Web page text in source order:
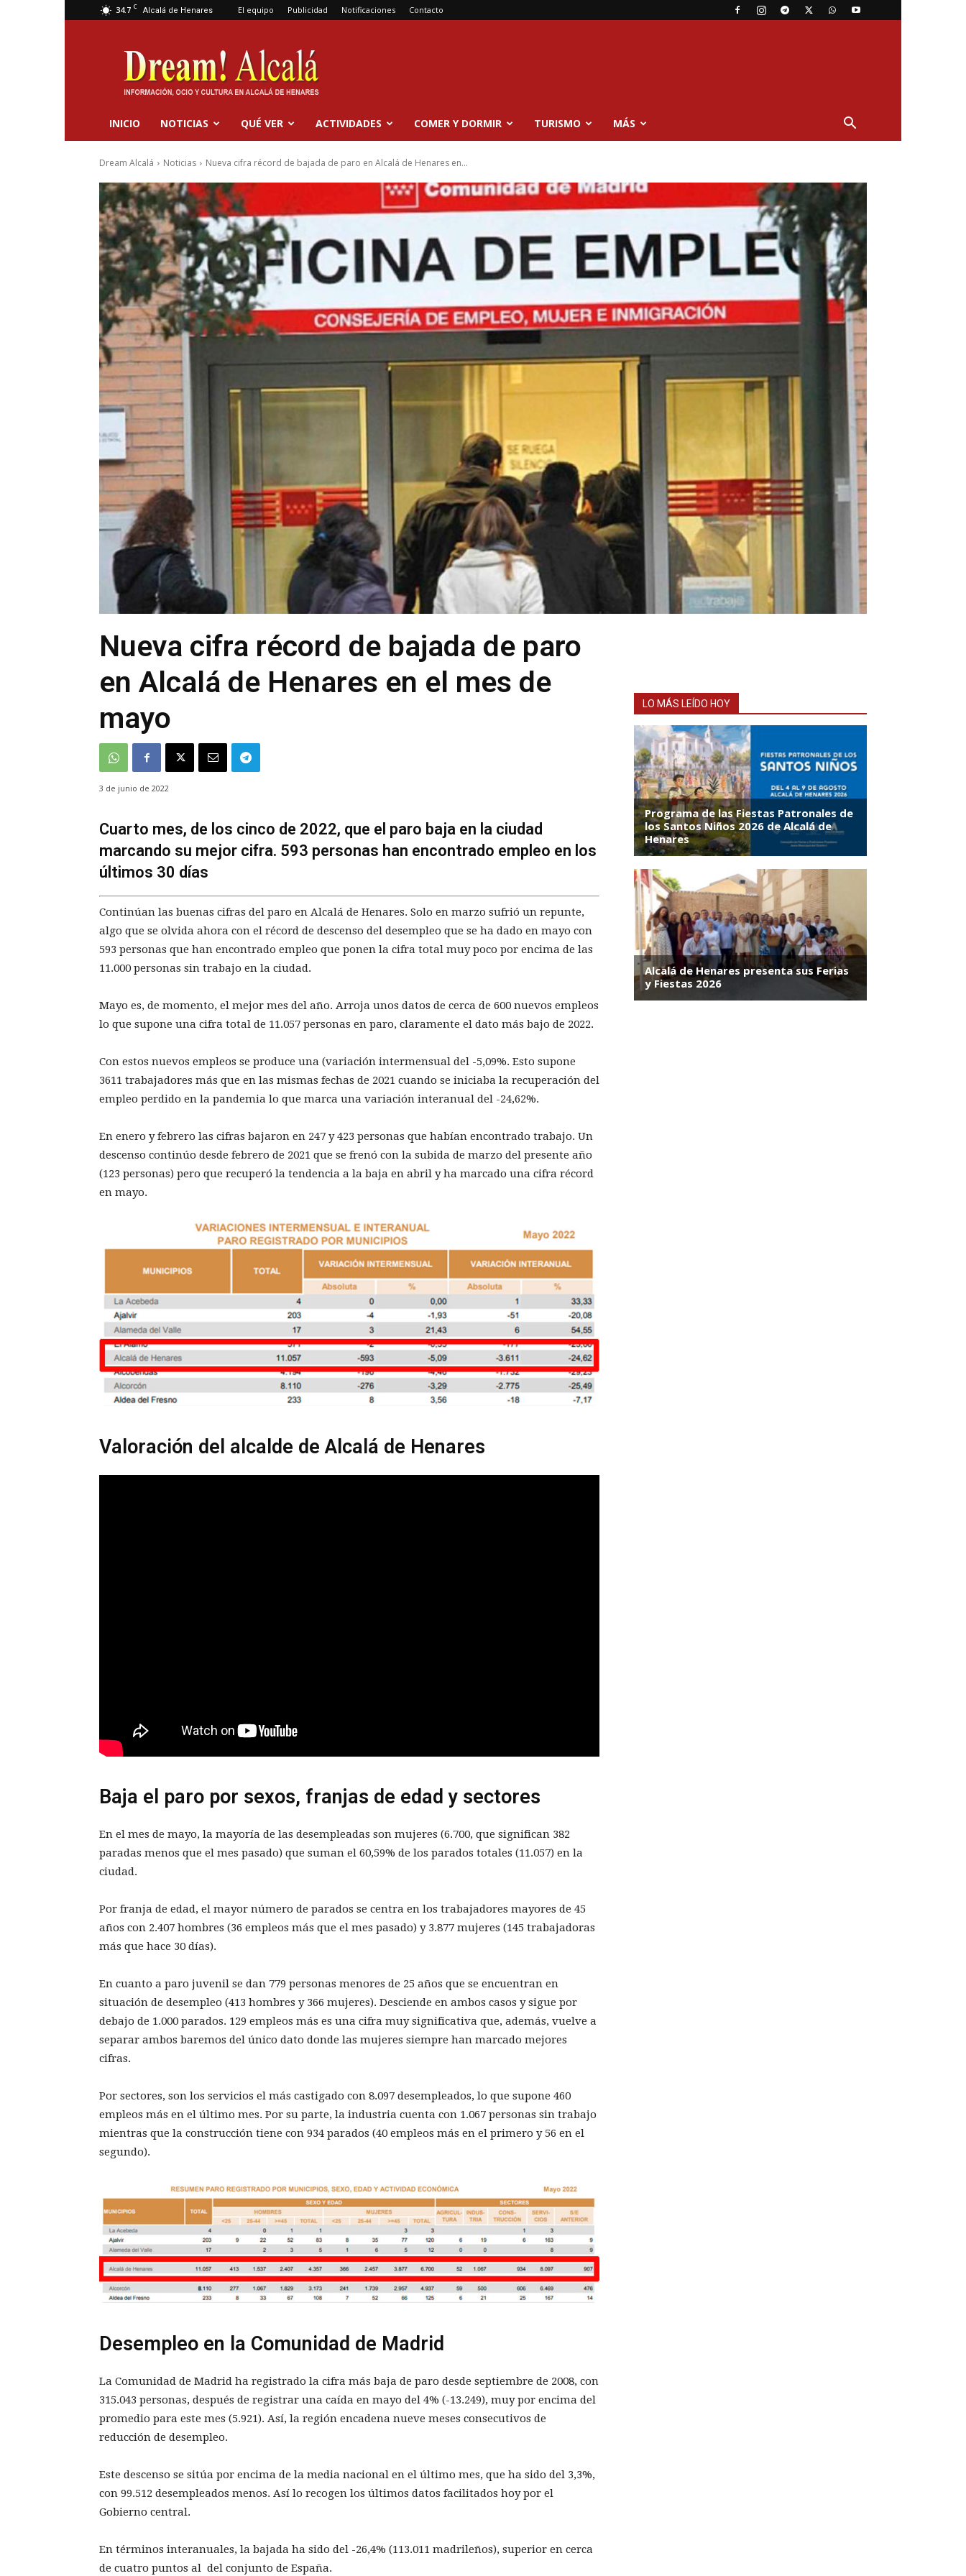
34.7 C Alcalá de Henares El equipo Publicidad Notificaciones Contacto
Dream
Alcalá
INICIO NOTICIAS QUÉ VER ACTIVIDADES COMER Y DORMIR TURISMO MÁS
Dream Alcalá Noticias Nueva cifra récord de bajada de paro en Alcalá de Henares en...
Nueva cifra récord de bajada de paro
en Alcalá de Henares en el mes de
mayo
3 de junio de 2022
Cuarto mes, de los cinco de 2022, que el paro baja en la ciudad
marcando su mejor cifra. 593 personas han encontrado empleo en los
últimos 30 días
Continúan las buenas cifras del paro en Alcalá de Henares. Solo en marzo sufrió un repunte,
algo que se olvida ahora con el récord de descenso del desempleo que se ha dado en mayo con
593 personas que han encontrado empleo que ponen la cifra total muy poco por encima de las
11.000 personas sin trabajo en la ciudad.
Mayo es, de momento, el mejor mes del año. Arroja unos datos de cerca de 600 nuevos empleos
lo que supone una cifra total de 11.057 personas en paro, claramente el dato más bajo de 2022.
Con estos nuevos empleos se produce una (variación intermensual del -5,09%. Esto supone
3611 trabajadores más que en las mismas fechas de 2021 cuando se iniciaba la recuperación del
empleo perdido en la pandemia lo que marca una variación interanual del -24,62%.
En enero y febrero las cifras bajaron en 247 y 423 personas que habían encontrado trabajo. Un
descenso continúo desde febrero de 2021 que se frenó con la subida de marzo del presente año
(123 personas) pero que recuperó la tendencia a la baja en abril y ha marcado una cifra récord
en mayo.
Valoración del alcalde de Alcalá de Henares
Baja el paro por sexos, franjas de edad y sectores
En el mes de mayo, la mayoría de las desempleadas son mujeres (6.700, que significan 382
paradas menos que el mes pasado) que suman el 60,59% de los parados totales (11.057) en la
ciudad.
Por franja de edad, el mayor número de parados se centra en los trabajadores mayores de 45
años con 2.407 hombres (36 empleos más que el mes pasado) y 3.877 mujeres (145 trabajadoras
más que hace 30 días).
En cuanto a paro juvenil se dan 779 personas menores de 25 años que se encuentran en
situación de desempleo (413 hombres y 366 mujeres). Desciende en ambos casos y sigue por
debajo de 1.000 parados. 129 empleos más es una cifra muy significativa que, además, vuelve a
separar ambos baremos del único dato donde las mujeres siempre han marcado mejores
cifras.
Por sectores, son los servicios el más castigado con 8.097 desempleados, lo que supone 460
empleos más en el último mes. Por su parte, la industria cuenta con 1.067 personas sin trabajo
mientras que la construcción tiene con 934 parados (40 empleos más en el primero y 56 en el
segundo).
Desempleo en la Comunidad de Madrid
La Comunidad de Madrid ha registrado la cifra más baja de paro desde septiembre de 2008, con
315.043 personas, después de registrar una caída en mayo del 4% (-13.249), muy por encima del
promedio para este mes (5.921). Así, la región encadena nueve meses consecutivos de
reducción de desempleo.
Este descenso se sitúa por encima de la media nacional en el último mes, que ha sido del 3,3%,
con 99.512 desempleados menos. Así lo recogen los últimos datos facilitados hoy por el
Gobierno central.
En términos interanuales, la bajada ha sido del -26,4% (113.011 madrileños), superior en cerca
de cuatro puntos al del conjunto de España.
LO MÁS LEÍDO HOY